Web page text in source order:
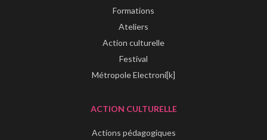
Formations
Ateliers
Action culturelle
Festival
Métropole Electroni[k]
ACTION CULTURELLE
Actions pédagogiques